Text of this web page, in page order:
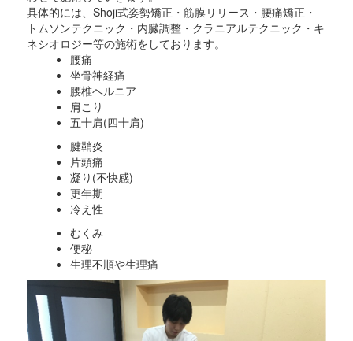
具体的には、Shoji式姿勢矯正・筋膜リリース・腰痛矯正・
トムソンテクニック・内臓調整・クラニアルテクニック・キ
ネシオロジー等の施術をしております。
腰痛
坐骨神経痛
腰椎ヘルニア
肩こり
五十肩(四十肩)
腱鞘炎
片頭痛
凝り(不快感)
更年期
冷え性
むくみ
便秘
生理不順や生理痛